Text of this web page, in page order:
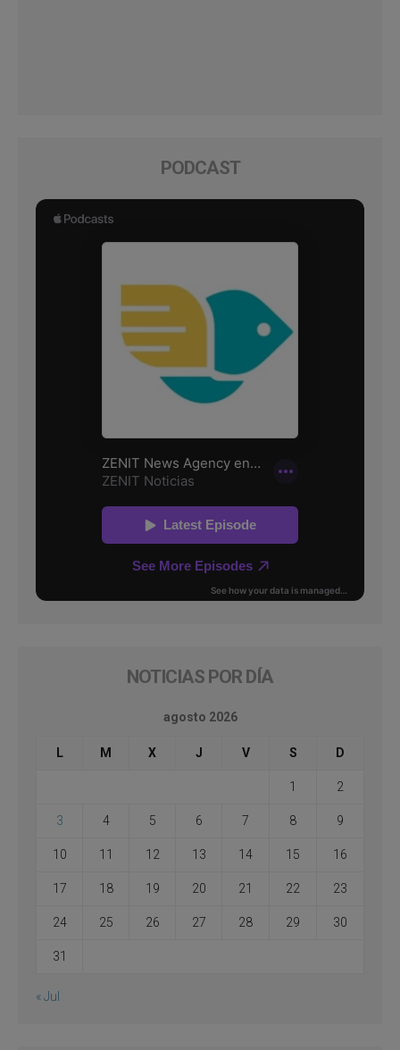
PODCAST
NOTICIAS POR DÍA
agosto 2026
L M X J V S D
1 2
3 4 5 6 7 8 9
10 11 12 13 14 15 16
17 18 19 20 21 22 23
24 25 26 27 28 29 30
31
« Jul